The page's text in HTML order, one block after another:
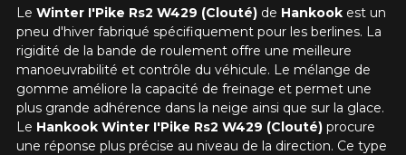
Le Winter I'Pike Rs2 W429 (Clouté) de Hankook est un
pneu d'hiver fabriqué spécifiquement pour les berlines. La
rigidité de la bande de roulement offre une meilleure
manoeuvrabilité et contrôle du véhicule. Le mélange de
gomme améliore la capacité de freinage et permet une
plus grande adhérence dans la neige ainsi que sur la glace.
Le Hankook Winter I'Pike Rs2 W429 (Clouté) procure
une réponse plus précise au niveau de la direction. Ce type
Votre avis concernant le
WINTER I'PIKE RS2 W429
(CLOUTÉ)
Nom